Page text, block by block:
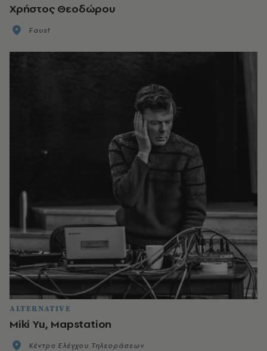
Χρήστος Θεοδώρου
Faust
ALTERNATIVE
Miki Yu, Mapstation
Κέντρο Ελέγχου Τηλεοράσεων